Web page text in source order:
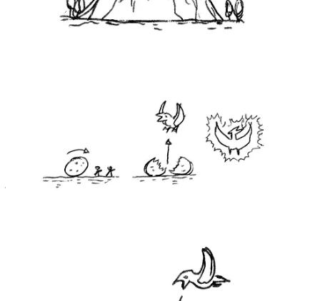
Et alors que les scientifiques s’activent pour tenter de comprendre
préhistorique géant qui commence à tout détruire sur son chemin.
Et nous sommes aux premières loges de ce vandalisme XXL
puisque ce monstre géant… c’est nous !
Cet oiseau démesuré est un
kaijubien sûr, l’un des monstres géants
japonais qui ont rapidement défilés sur les écrans de cinéma suite
Cet espèce de ptéranodon géant est apparu dans le film éponyme de
1956, avant qu’il ne vienne rejoindre les alliés du
(nom du célèbre dragon maléfique
Godzilla).